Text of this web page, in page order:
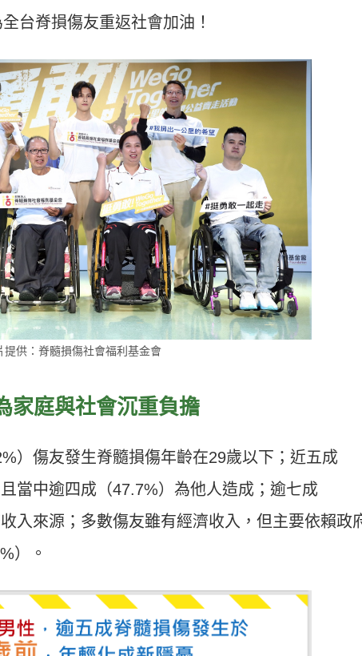
台脊損傷友重返社會加油！
提供：脊髓損傷社會福利基金會
家庭與社會沉重負擔
）傷友發生脊髓損傷年齡在29歲以下；近五成
當中逾四成（47.7%）為他人造成；逾七成
入來源；多數傷友雖有經濟收入，但主要依賴政
）。